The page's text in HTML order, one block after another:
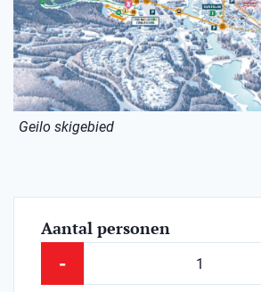
Geilo skigebied
Aantal personen
-